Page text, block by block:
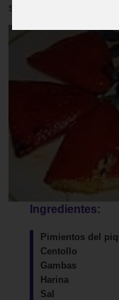
servir como
Ingredientes:
Pimientos del
Centollo
Gambas
Harina
Sal